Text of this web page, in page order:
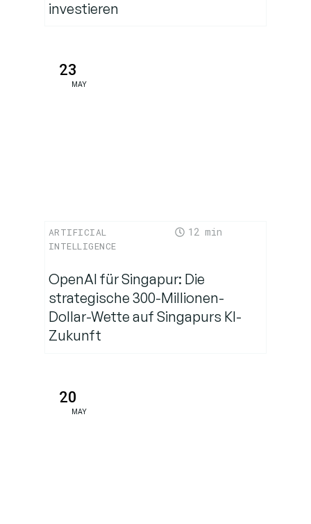
investieren
23
MAY
ARTIFICIAL
INTELLIGENCE
12
OpenAI für Singapur: Die
strategische 300-Millionen-
Dollar-Wette auf Singapurs KI-
Zukunft
20
MAY